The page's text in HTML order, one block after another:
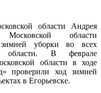
области Андрея
Московской области
уборки во всех
области. В феврале
области в ходе
проверили ход зимней
в Егорьевске.